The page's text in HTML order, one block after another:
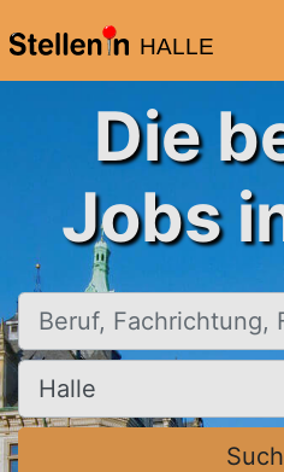
HALLE
Die
Jobs
Beruf, Fachrichtung, Firma
Ort, Stadt